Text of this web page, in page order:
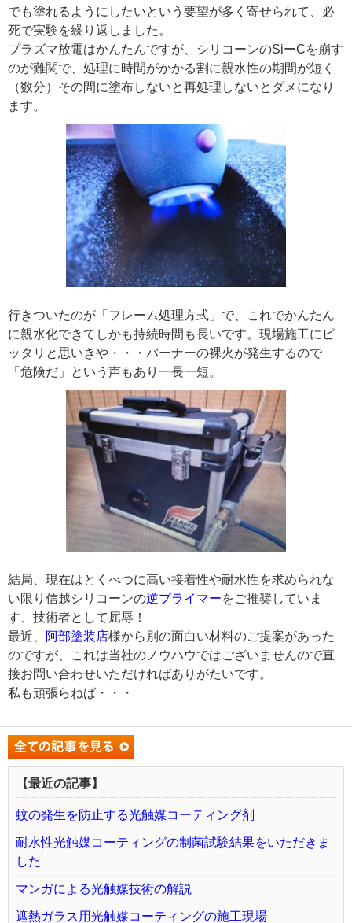
でも塗れるようにしたいという要望が多く寄せられて、必
死で実験を繰り返しました。
プラズマ放電はかんたんですが、シリコーンのSiーCを崩す
のが難関で、処理に時間がかかる割に親水性の期間が短く
（数分）その間に塗布しないと再処理しないとダメになり
ます。
行きついたのが「フレーム処理方式」で、これでかんたん
に親水化できてしかも持続時間も長いです。現場施工にピ
ッタリと思いきや・・・バーナーの裸火が発生するので
「危険だ」という声もあり一長一短。
結局、現在はとくべつに高い接着性や耐水性を求められな
い限り信越シリコーンの逆プライマーをご推奨していま
す、技術者として屈辱！
最近、
阿部塗装店様から別の面白い材料のご提案があった
のですが、これは当社のノウハウではございませんので直
接お問い合わせいただければありがたいです。
私も頑張らねば・・・
【最近の記事】
蚊の発生を防止する光触媒コーティング剤
耐水性光触媒コーティングの制菌試験結果をいただきま
した
マンガによる光触媒技術の解説
遮熱ガラス用光触媒コーティングの施工現場